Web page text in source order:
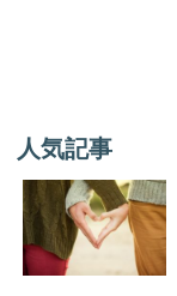
人気記事